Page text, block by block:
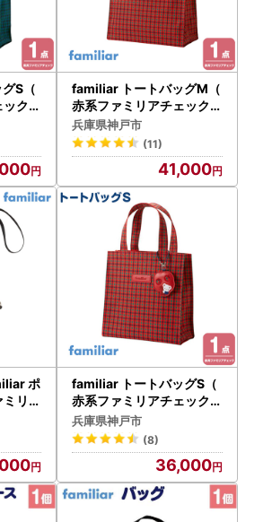
S（
ク）
11月
定】
familiar トートバッグM（
赤系ファミリアチェック）
【2026年11月下旬～12月
下旬頃目安にお届け予定】
●
兵庫県神戸市
(11)
41,000
ポ
リア
familiar トートバッグS（
赤系ファミリアチェック）
【2026年11月下旬～12月
下旬頃目安にお届け予定】
●
兵庫県神戸市
(8)
36,000